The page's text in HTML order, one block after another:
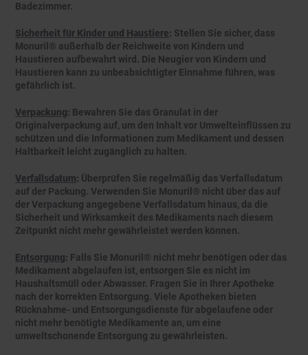
Badezimmer.
Sicherheit für Kinder und Haustiere: Stellen Sie sicher, dass
Monuril® außerhalb der Reichweite von Kindern und
Haustieren aufbewahrt wird. Die Neugier von Kindern und
Haustieren kann zu unbeabsichtigter Einnahme führen, was
gefährlich ist.
Verpackung: Bewahren Sie das Granulat in der
Originalverpackung auf, um den Inhalt vor Umwelteinflüssen zu
schützen und die Informationen zum Medikament und dessen
Haltbarkeit leicht zugänglich zu halten.
Verfallsdatum: Überprüfen Sie regelmäßig das Verfallsdatum
auf der Packung. Verwenden Sie Monuril® nicht über das auf
der Verpackung angegebene Verfallsdatum hinaus, da die
Sicherheit und Wirksamkeit des Medikaments nach diesem
Zeitpunkt nicht mehr gewährleistet werden können.
Entsorgung: Falls Sie Monuril® nicht mehr benötigen oder das
Medikament abgelaufen ist, entsorgen Sie es nicht im
Haushaltsmüll oder Abwasser. Fragen Sie in Ihrer Apotheke
nach der korrekten Entsorgung. Viele Apotheken bieten
Rücknahme- und Entsorgungsdienste für abgelaufene oder
nicht mehr benötigte Medikamente an, um eine
umweltschonende Entsorgung zu gewährleisten.